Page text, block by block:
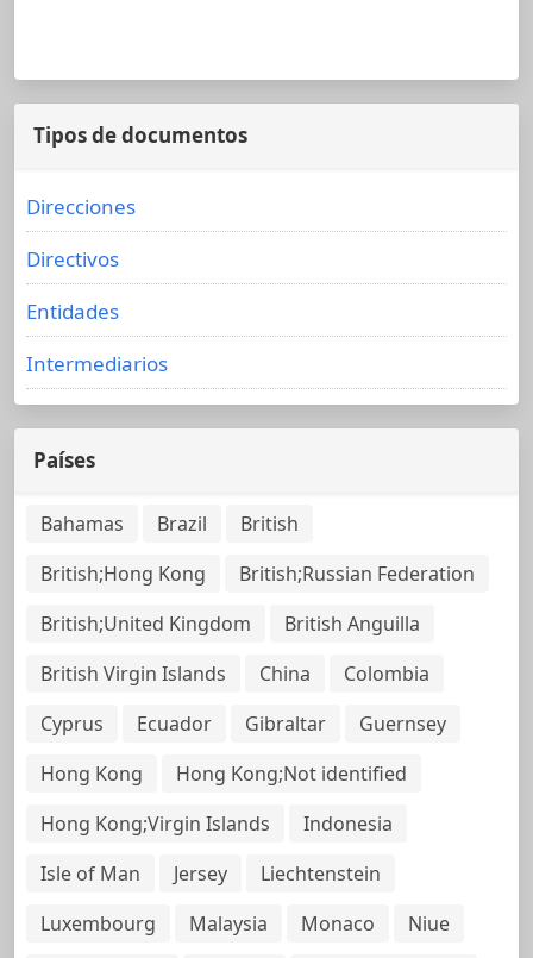
Tipos de documentos
Direcciones
Directivos
Entidades
Intermediarios
Países
Bahamas Brazil
British
British;Hong Kong
British;Russian Federation
British;United Kingdom
British Anguilla
British Virgin Islands
China
Colombia
Cyprus
Ecuador Gibraltar
Guernsey
Hong Kong
Hong Kong;Not identified
Hong Kong;Virgin Islands
Indonesia
Isle of Man
Jersey
Liechtenstein
Luxembourg
Malaysia Monaco
Niue